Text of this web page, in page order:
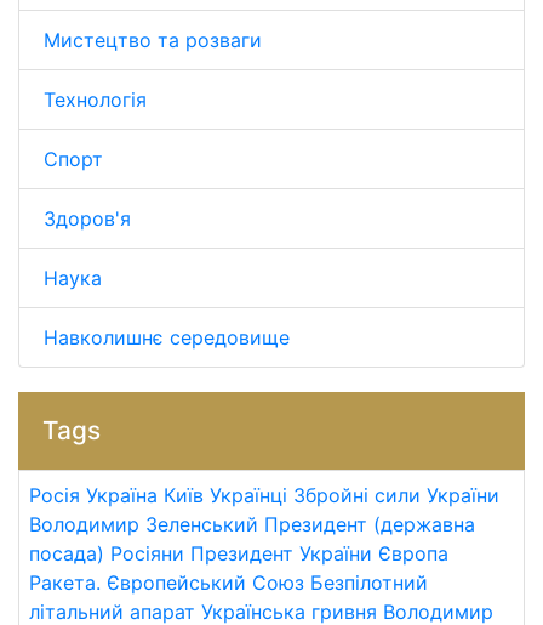
Мистецтво та розваги
Технологія
Спорт
Здоров'я
Наука
Навколишнє середовище
Tags
Росія Україна Київ Українці Збройні сили України
Володимир Зеленський Президент (державна
посада) Росіяни Президент України Європа
Ракета. Європейський Союз Безпілотний
літальний апарат Українська гривня Володимир